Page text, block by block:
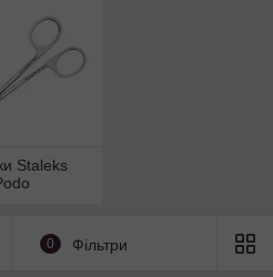
Staleks
0 Фільтри